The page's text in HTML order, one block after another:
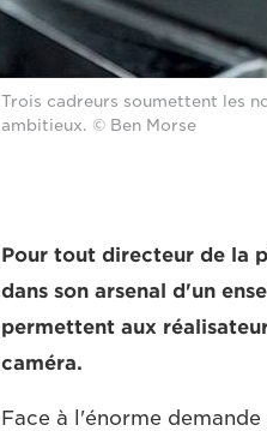
Trois cadreurs soumettent les
ambitieux. © Ben Morse
Pour tout directeur de la
dans son arsenal d'un
permettent aux
caméra.
Face à l'énorme